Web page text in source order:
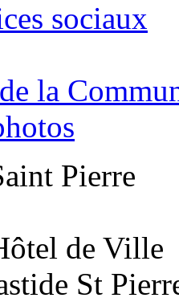
sociaux
la
Pierre
de Ville
St